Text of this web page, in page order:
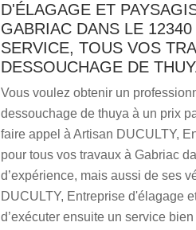
D'ÉLAGAGE ET
GABRIAC DANS LE
SERVICE, TOUS VOS
DESSOUCHAGE DE
Vous voulez obtenir un
dessouchage de thuya à un prix
faire appel à Artisan DUCULTY,
pour tous vos travaux à Gabriac
d’expérience, mais aussi de ses
DUCULTY, Entreprise d'élagage
d’exécuter ensuite un service